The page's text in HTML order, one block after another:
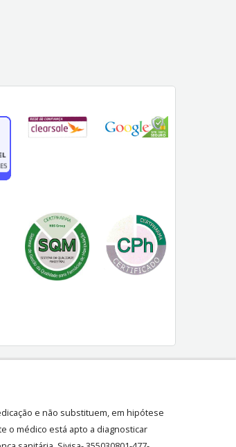
e não substituem, em hipótese
o médico está apto a diagnosticar